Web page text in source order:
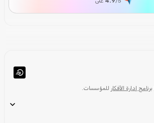
برنامج إدارة الأفكار للمؤسسات.